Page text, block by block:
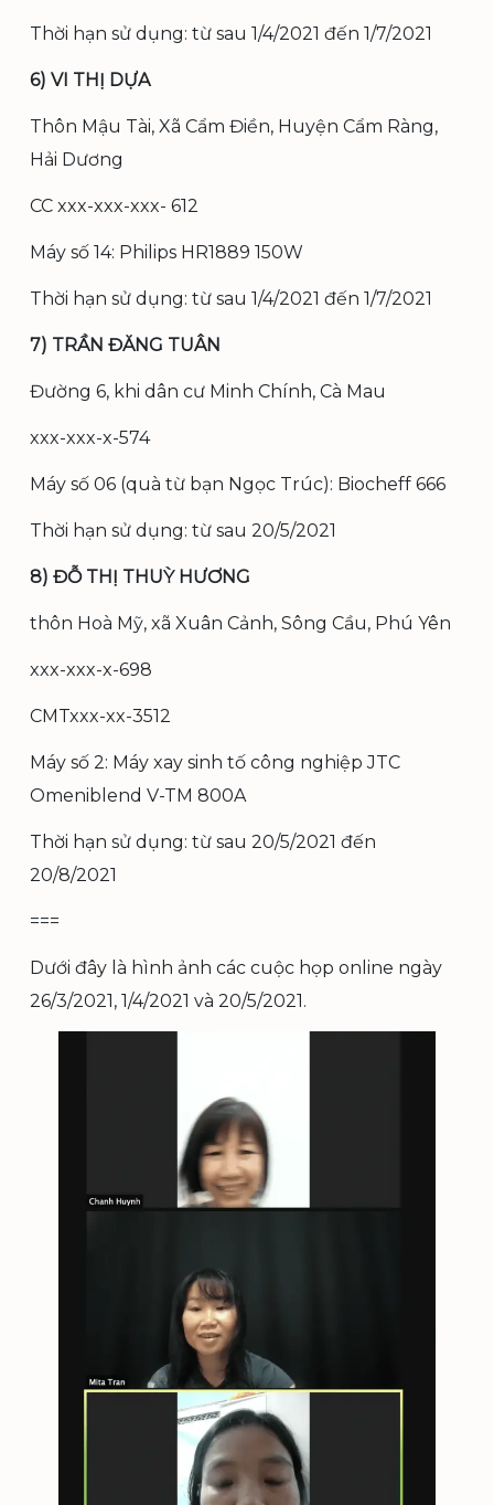
Thời hạn sử dụng: từ sau 1/4/2021 đến 1/7/2021
6) VI THỊ DỰA
Thôn Mậu Tài, Xã Cẩm Điền, Huyện Cẩm Ràng,
Hải Dương
CC xxx-xxx-xxx- 612
Máy số 14: Philips HR1889 150W
Thời hạn sử dụng: từ sau 1/4/2021 đến 1/7/2021
7) TRẦN ĐĂNG TUÂN
Đường 6, khi dân cư Minh Chính, Cà Mau
xxx-xxx-x-574
Máy số 06 (quà từ bạn Ngọc Trúc): Biocheff 666
Thời hạn sử dụng: từ sau 20/5/2021
8) ĐỖ THỊ THUỲ HƯƠNG
thôn Hoà Mỹ, xã Xuân Cảnh, Sông Cầu, Phú Yên
xxx-xxx-x-698
CMTxxx-xx-3512
Máy số 2: Máy xay sinh tố công nghiệp JTC
Omeniblend V-TM 800A
Thời hạn sử dụng: từ sau 20/5/2021 đến
20/8/2021
===
Dưới đây là hình ảnh các cuộc họp online ngày
26/3/2021, 1/4/2021 và 20/5/2021.